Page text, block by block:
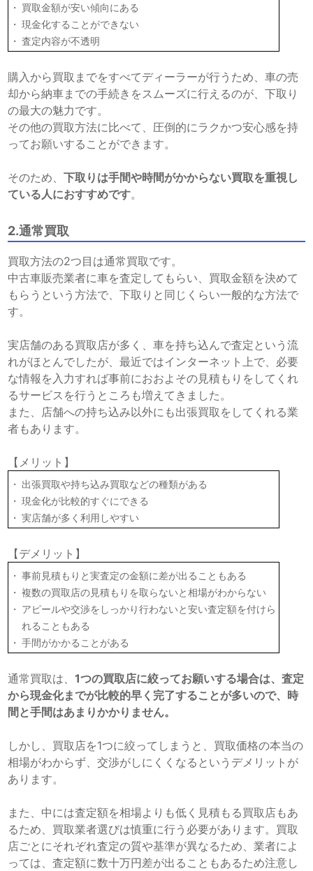
買取金額が安い傾向にある
現金化することができない
査定内容が不透明
購入から買取までをすべてディーラーが行うため、車の売
却から納車までの手続きをスムーズに行えるのが、下取り
の最大の魅力です。
その他の買取方法に比べて、圧倒的にラクかつ安心感を持
ってお願いすることができます。
そのため、下取りは手間や時間がかからない買取を重視し
ている人におすすめです。
2.通常買取
買取方法の2つ目は通常買取です。
中古車販売業者に車を査定してもらい、買取金額を決めて
もらうという方法で、下取りと同じくらい一般的な方法で
す。
実店舗のある買取店が多く、車を持ち込んで査定という流
れがほとんでしたが、最近ではインターネット上で、必要
な情報を入力すれば事前におおよその見積もりをしてくれ
るサービスを行うところも増えてきました。
また、店舗への持ち込み以外にも出張買取をしてくれる業
者もあります。
【メリット】
出張買取や持ち込み買取などの種類がある
現金化が比較的すぐにできる
実店舗が多く利用しやすい
【デメリット】
事前見積もりと実査定の金額に差が出ることもある
複数の買取店の見積もりを取らないと相場がわからない
アピールや交渉をしっかり行わないと安い査定額を付けら
れることもある
手間がかかることがある
通常買取は、1つの買取店に絞ってお願いする場合は、査定
から現金化までが比較的早く完了することが多いので、時
間と手間はあまりかかりません。
しかし、買取店を1つに絞ってしまうと、買取価格の本当の
相場がわからず、交渉がしにくくなるというデメリットが
あります。
また、中には査定額を相場よりも低く見積もる買取店もあ
るため、買取業者選びは慎重に行う必要があります。買取
店ごとにそれぞれ査定の質や基準が異なるため、業者によ
っては、査定額に数十万円差が出ることもあるため注意し